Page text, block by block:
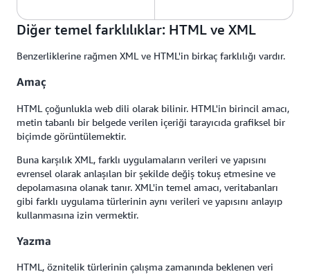
Diğer temel farklılıklar: HTML ve XML
Benzerliklerine rağmen XML ve HTML'in birkaç farklılığı vardır.
Amaç
HTML çoğunlukla web dili olarak bilinir. HTML'in birincil amacı,
metin tabanlı bir belgede verilen içeriği tarayıcıda grafiksel bir
biçimde görüntülemektir.
Buna karşılık XML, farklı uygulamaların verileri ve yapısını
evrensel olarak anlaşılan bir şekilde değiş tokuş etmesine ve
depolamasına olanak tanır. XML'in temel amacı, veritabanları
gibi farklı uygulama türlerinin aynı verileri ve yapısını anlayıp
kullanmasına izin vermektir.
Yazma
HTML, öznitelik türlerinin çalışma zamanında beklenen veri